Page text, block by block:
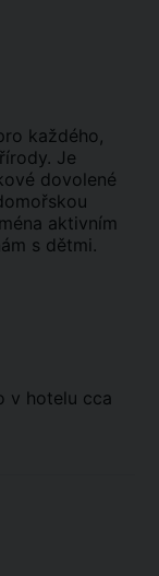
každého,
Je
dovolené
aktivním
s dětmi.
v hotelu cca